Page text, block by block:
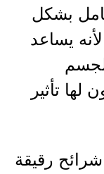
بشكل
يساعد
لها تأثير
رقيقة